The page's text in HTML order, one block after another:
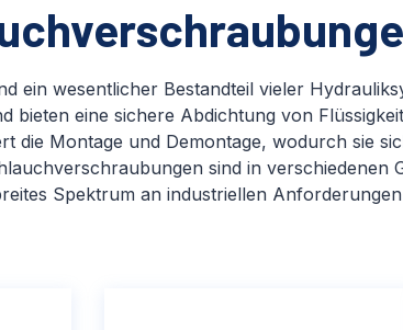
ein wesentlicher Bestandteil vieler
bieten eine sichere Abdichtung von
die Montage und Demontage, wodurch sie
sind in verschiedenen
Spektrum an industriellen